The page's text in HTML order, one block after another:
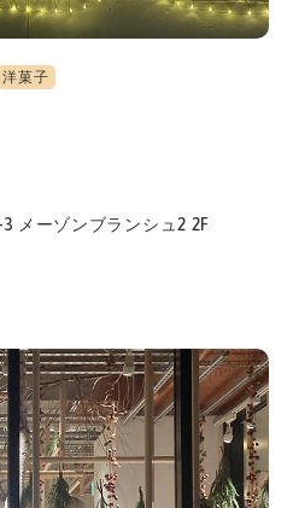
洋菓子
メーゾンブランシュ2 2F